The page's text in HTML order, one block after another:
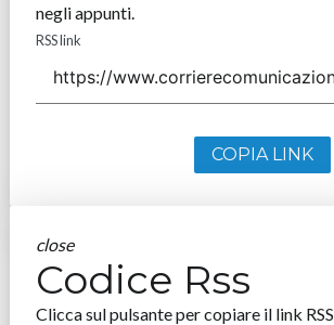
negli appunti.
RSS link
COPIA LINK
close
Codice Rss
Clicca sul pulsante per copiare il link RSS